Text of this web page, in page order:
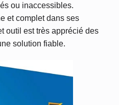
ou inaccessibles.
et complet dans ses
outil est très apprécié des
solution fiable.